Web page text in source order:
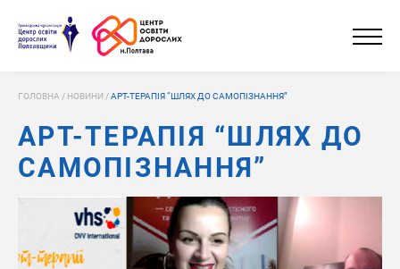
ГОЛОВНА / НОВИНИ /АРТ-ТЕРАПІЯ “ШЛЯХ ДО САМОПІЗНАННЯ”
АРТ-ТЕРАПІЯ “ШЛЯХ ДО
САМОПІЗНАННЯ”